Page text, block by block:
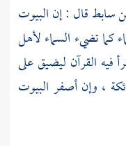
سابطقال : إن البيوت
كما تضيء السماء لأهل
القرآن ليضيق على
، وإن أصفر البيوت